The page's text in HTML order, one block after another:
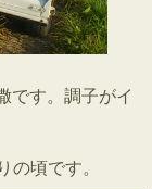
です。調子がイ
の頃です。